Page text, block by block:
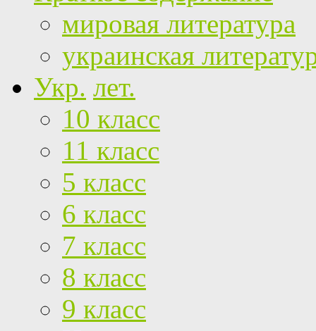
мировая литература
украинская
Укр. лет.
10 класс
11 класс
5 класс
6 класс
7 класс
8 класс
9 класс